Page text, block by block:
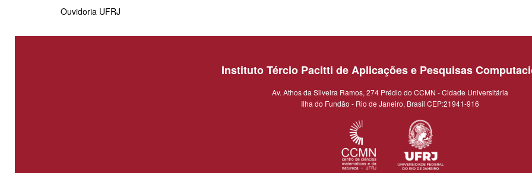
Ouvidoria UFRJ
Instituto Tércio Pacitti de Aplicações e Pesquisas
Av. Athos da Silveira Ramos, 274 Prédio do CCMN - Cidade Universitária
Ilha do Fundão - Rio de Janeiro, Brasil CEP:21941-916